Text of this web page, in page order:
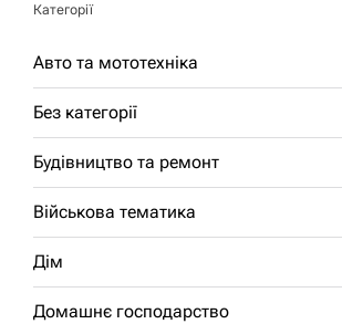
Категорії
Авто та мототехніка
Без категорії
Будівництво та ремонт
Військова тематика
Дім
Домашнє господарство